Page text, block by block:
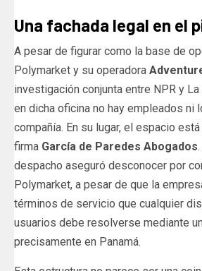
Una fachada legal en el
A pesar de figurar como la base de
Polymarket y su operadora
investigación conjunta entre NPR y
en dicha oficina no hay empleados ni
compañía. En su lugar, el espacio
firma García de Paredes Abogados
despacho aseguró desconocer por
Polymarket, a pesar de que la
términos de servicio que cualquier
usuarios debe resolverse mediante
precisamente en Panamá.